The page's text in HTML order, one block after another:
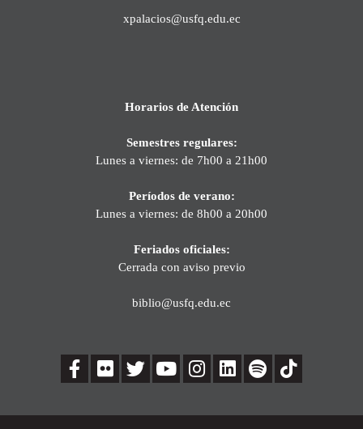
xpalacios@usfq.edu.ec
Horarios de Atención
Semestres regulares:
Lunes a viernes: de 7h00 a 21h00
Períodos de verano:
Lunes a viernes: de 8h00 a 20h00
Feriados oficiales:
Cerrada con aviso previo
biblio@usfq.edu.ec